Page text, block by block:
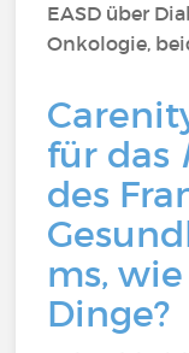
EASD über
Onkologie,
für das
des
ms,
Dinge?